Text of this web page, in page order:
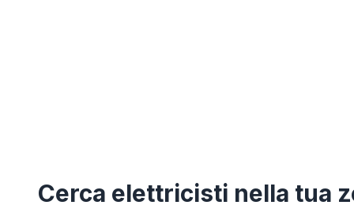
Cerca elettricisti nella tua